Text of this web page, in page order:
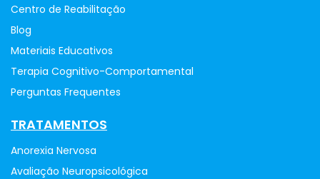
Centro de Reabilitação
Blog
Materiais Educativos
Terapia Cognitivo-Comportamental
Perguntas Frequentes
TRATAMENTOS
Anorexia Nervosa
Avaliação Neuropsicológica